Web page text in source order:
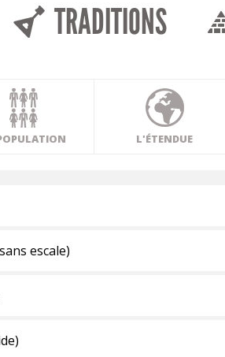
TRADITIONS
L'ÉTENDUE
escale)